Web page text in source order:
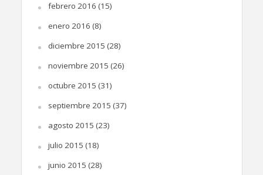
febrero 2016 (15)
enero 2016 (8)
diciembre 2015 (28)
noviembre 2015 (26)
octubre 2015 (31)
septiembre 2015 (37)
agosto 2015 (23)
julio 2015 (18)
junio 2015 (28)